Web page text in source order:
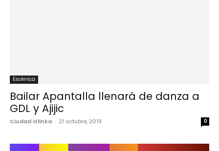
Escénica
Bailar Apantalla llenará de danza a
GDL y Ajijic
Ciudad Olinka - 21 octubre, 2019 0